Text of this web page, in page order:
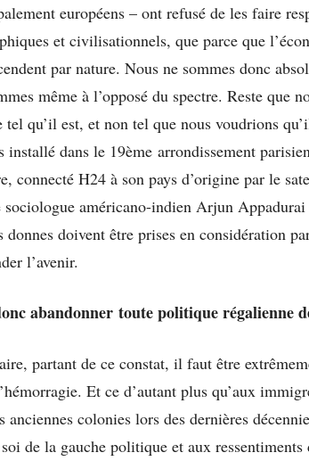
européens – ont refusé de les faire
et civilisationnels, que parce que
par nature. Nous ne sommes donc
même à l’opposé du spectre. Reste que
tel qu’il est, et non tel que nous voudrions
installé dans le 19ème arrondissement
connecté H24 à son pays d’origine par le
sociologue américano-indien Arjun Appadurai
donnes doivent être prises en considération
l’avenir.
abandonner toute politique régalienne
partant de ce constat, il faut être
Et ce d’autant plus qu’aux
anciennes colonies lors des dernières
de la gauche politique et aux ressentiments